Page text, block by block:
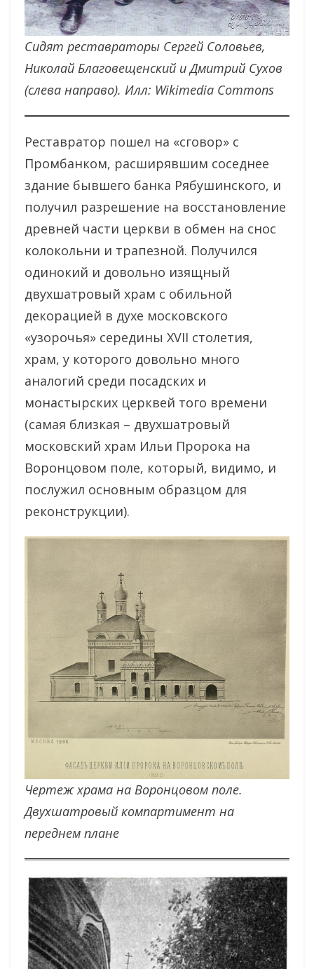
Сидят реставраторы Сергей Соловьев,
Николай Благовещенский и Дмитрий Сухов
(слева направо). Илл: Wikimedia Commons
Реставратор пошел на «сговор» с
Промбанком, расширявшим соседнее
здание бывшего банка Рябушинского, и
получил разрешение на восстановление
древней части церкви в обмен на снос
колокольни и трапезной. Получился
одинокий и довольно изящный
двухшатровый храм с обильной
декорацией в духе московского
«узорочья» середины XVII столетия,
храм, у которого довольно много
аналогий среди посадских и
монастырских церквей того времени
(самая близкая – двухшатровый
московский храм Ильи Пророка на
Воронцовом поле, который, видимо, и
послужил основным образцом для
реконструкции).
Чертеж храма на Воронцовом поле.
Двухшатровый компартимент на
переднем плане